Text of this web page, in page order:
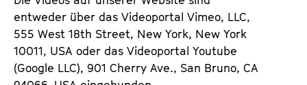
entweder über das Videoportal Vimeo, LLC,
555 West 18th Street, New York, New York
10011, USA oder das Videoportal Youtube
(Google LLC), 901 Cherry Ave., San Bruno, CA